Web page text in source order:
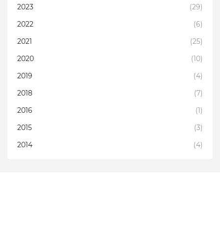
2023
(29)
2022
(6)
2021
(25)
2020
(10)
2019
(4)
2018
(7)
2016
(1)
2015
(3)
2014
(4)